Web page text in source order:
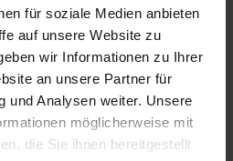
für soziale Medien anbieten
auf unsere Website zu
wir Informationen zu Ihrer
an unsere Partner für
und Analysen weiter. Unsere
möglicherweise mit
die Sie ihnen bereitgestellt